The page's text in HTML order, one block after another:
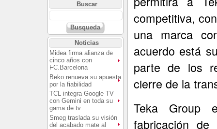
Buscar
Busqueda
Noticias
Midea firma alianza de
cinco años con
FC.Barcelona
Beko renueva su apuesta
por la fiabilidad
TCL integra Google TV
con Gemini en toda su
gama de tv
Smeg traslada su visión
del acabado mate al
competitiva,
una marca
acuerdo está
parte de los
cierre de la
Teka Group
fabricación de